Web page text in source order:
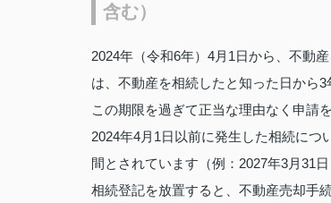
含む）
2024年（令和6年）4月1日から、不動
は、不動産を相続したと知った日から
この期限を過ぎて正当な理由なく申請
2024年4月1日以前に発生した相続に
間とされています（例：2027年3月31日
相続登記を放置すると、不動産売却手